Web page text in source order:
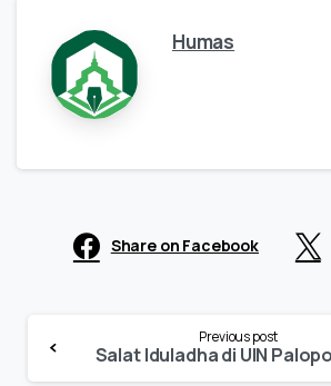
Humas
Share on Facebook
Reading
Previous post